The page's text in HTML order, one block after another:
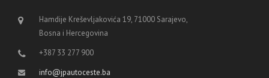
Hamdije Kreševljakovića 19, 71000 Sarajevo,
Bosna i Hercegovina
+387 33 277 900
info@jpautoceste.ba